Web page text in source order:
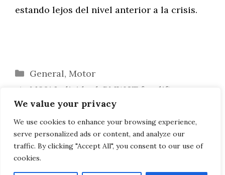
We value your privacy
We use cookies to enhance your browsing experience,
serve personalized ads or content, and analyze our
traffic. By clicking "Accept All", you consent to our use of
cookies.
estando lejos del nivel anterior a la crisis.
Categorías
General, Motor
M60i Individual: BMW X7 facelift en
British Racing Green
BMW M5 G90: Erlkönige desgaste riñón
con puntales horizontales